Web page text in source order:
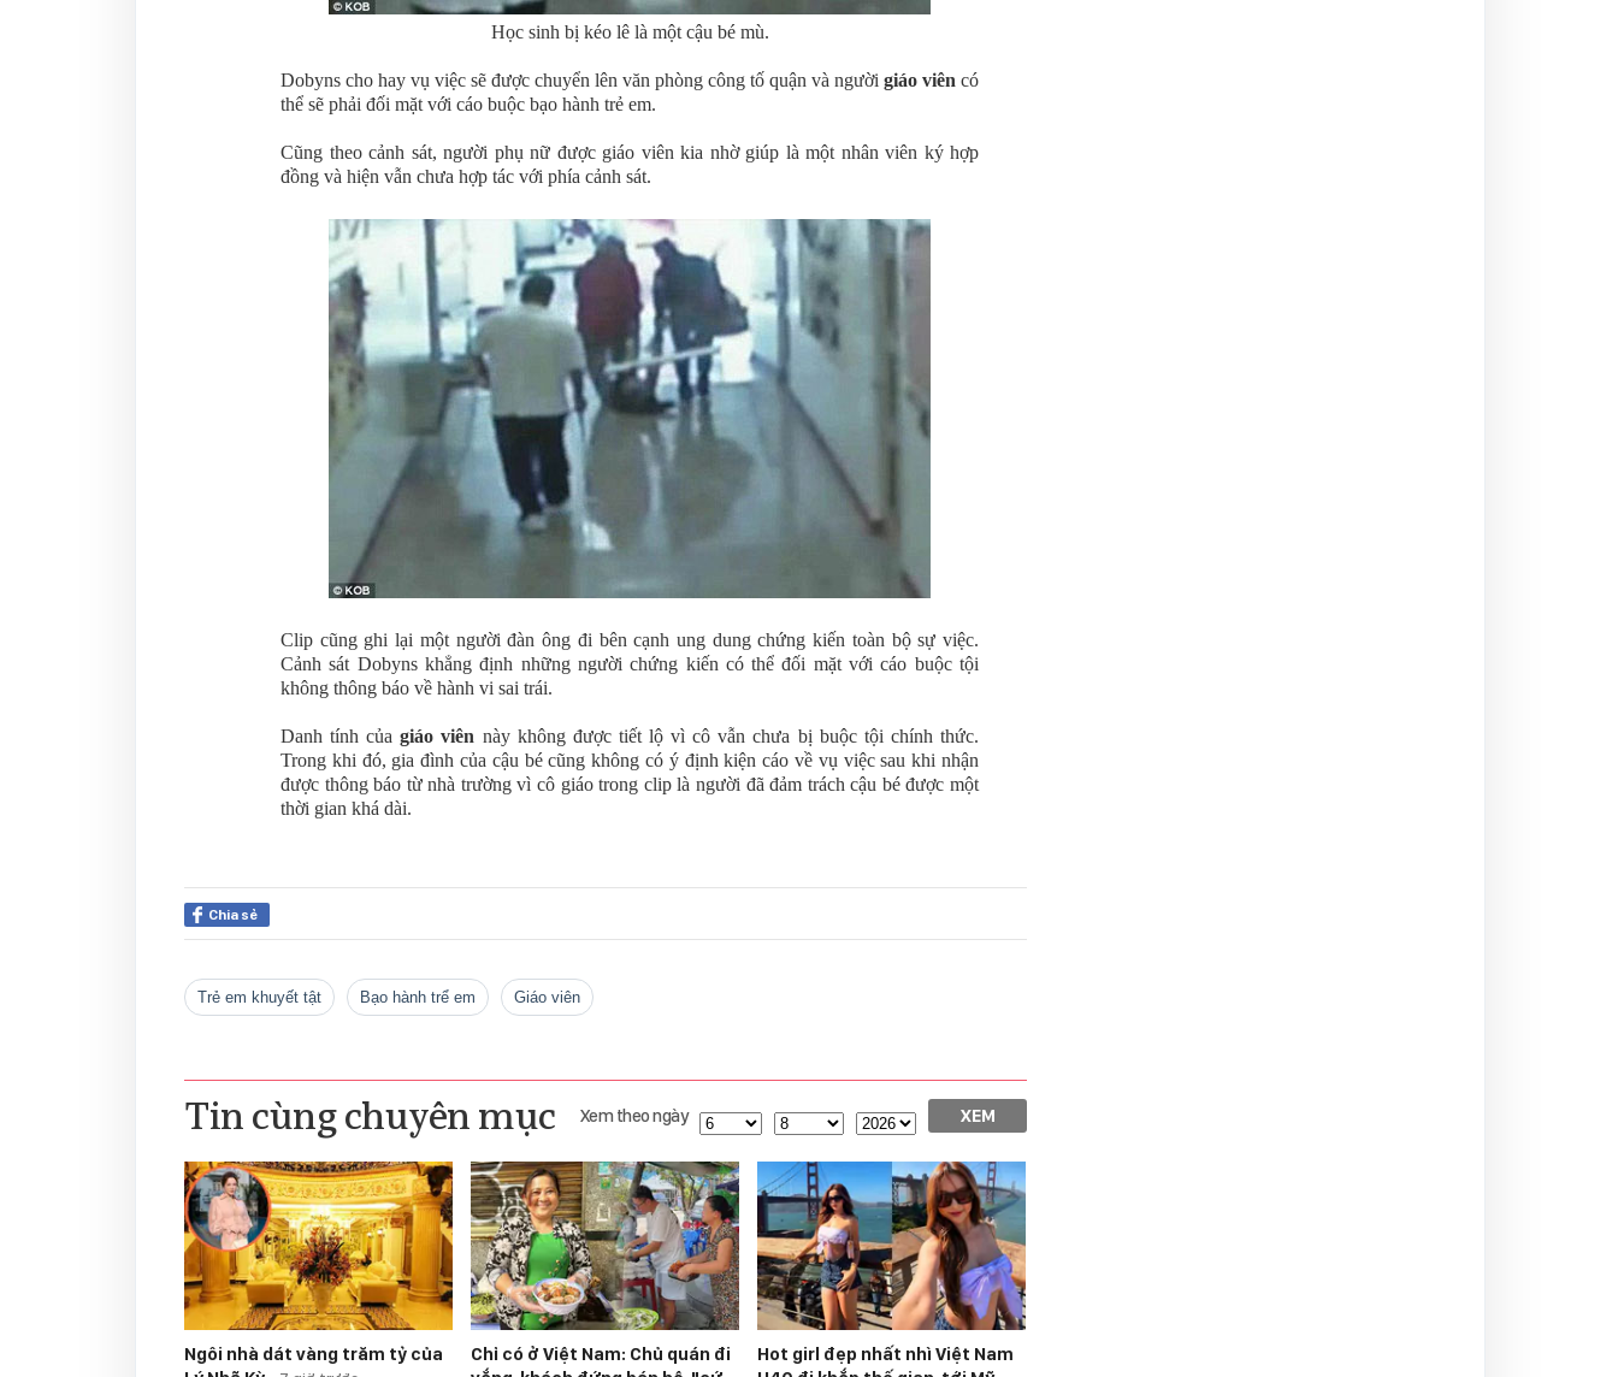
Học sinh bị kéo lê là một cậu bé mù.
Dobyns cho hay vụ việc sẽ được chuyển lên văn phòng công tố quận và người giáo viên có
thể sẽ phải đối mặt với cáo buộc bạo hành trẻ em.
Cũng theo cảnh sát, người phụ nữ được giáo viên kia nhờ giúp là một nhân viên ký hợp
đồng và hiện vẫn chưa hợp tác với phía cảnh sát.
Clip cũng ghi lại một người đàn ông đi bên cạnh ung dung chứng kiến toàn bộ sự việc.
Cảnh sát Dobyns khẳng định những người chứng kiến có thể đối mặt với cáo buộc tội
không thông báo về hành vi sai trái.
Danh tính củagiáo viên này không được tiết lộ vì cô vẫn chưa bị buộc tội chính thức.
Trong khi đó, gia đình của cậu bé cũng không có ý định kiện cáo về vụ việc sau khi nhận
được thông báo từ nhà trường vì cô giáo trong clip là người đã đảm trách cậu bé được một
thời gian khá dài.
Chia sẻ
trẻ em khuyết tật bạo hành trể em giáo viên
Tin cùng chuyên mục Xem theo ngày XEM
Ngôi nhà dát vàng trăm tỷ của
Chỉ có ở Việt Nam: Chủ quán đi
Hot girl đẹp nhất nhì Việt Nam